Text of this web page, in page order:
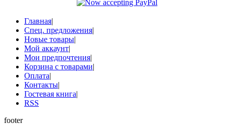
Главная|
Спец. предложения|
Новые товары|
Мой аккаунт|
Мои предпочтения|
Корзина с товарами|
Оплата|
Контакты|
Гостевая книга|
RSS
footer